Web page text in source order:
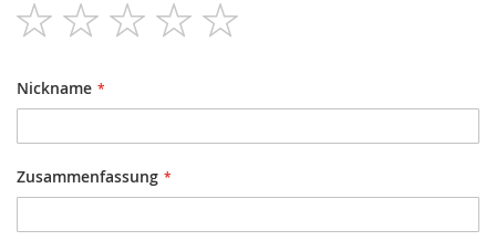
1
star
2
stars
3
stars
4
stars
Nickname
Zusammenfassung